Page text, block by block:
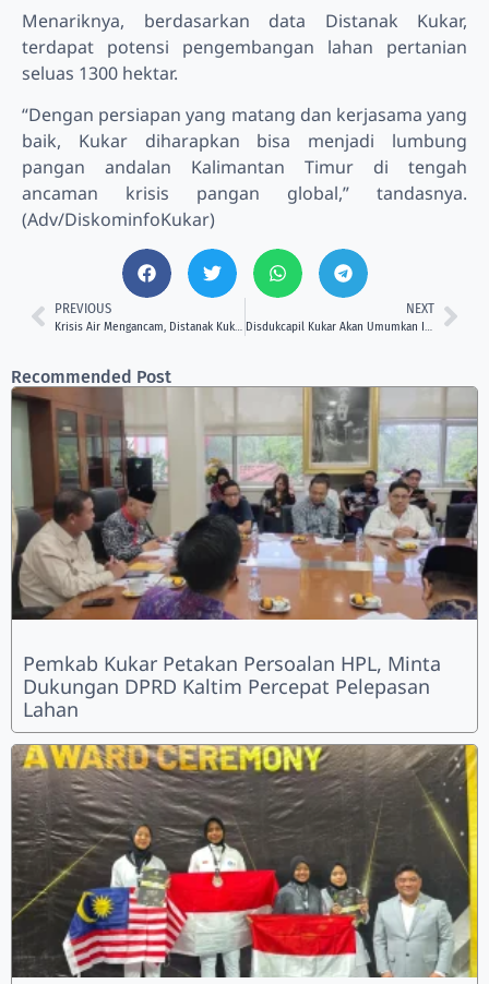
Menariknya, berdasarkan data Distanak Kukar,
terdapat potensi pengembangan lahan pertanian
seluas 1300 hektar.
“Dengan persiapan yang matang dan kerjasama yang
baik, Kukar diharapkan bisa menjadi lumbung
pangan andalan Kalimantan Timur di tengah
ancaman krisis pangan global,” tandasnya.
(Adv/DiskominfoKukar)
PREVIOUS NEXT
Recommended Post
Pemkab Kukar Petakan Persoalan HPL, Minta
Dukungan DPRD Kaltim Percepat Pelepasan
Lahan